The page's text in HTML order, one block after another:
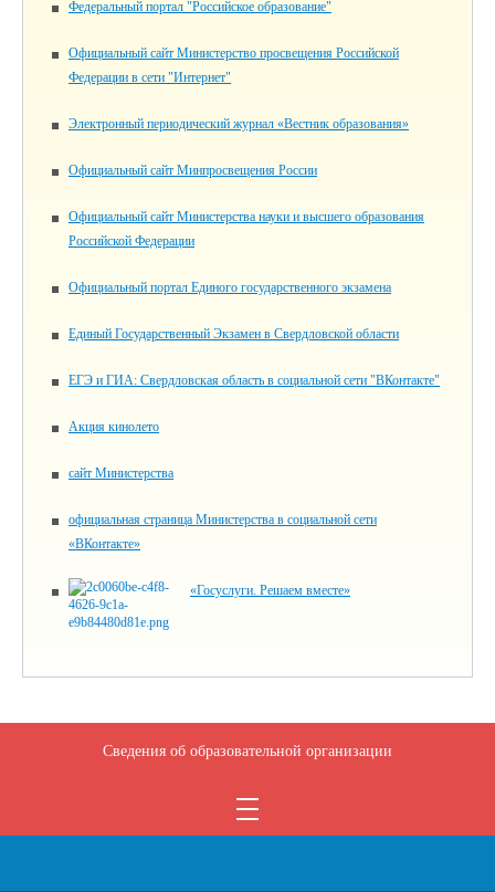
Федеральный портал "Российское образование"
Официальный сайт Министерство просвещения Российской
Федерации в сети "Интернет"
Электронный периодический журнал «Вестник образования»
Официальный сайт Минпросвещения России
Официальный сайт Министерства науки и высшего образования
Российской Федерации
Официальный портал Единого государственного экзамена
Единый Государственный Экзамен в Свердловской области
ЕГЭ и ГИА: Свердловская область в социальной сети "ВКонтакте"
Акция кинолето
сайт Министерства
официальная страница Министерства в социальной сети
«ВКонтакте»
«Госуслуги. Решаем вместе»
Сведения об образовательной организации